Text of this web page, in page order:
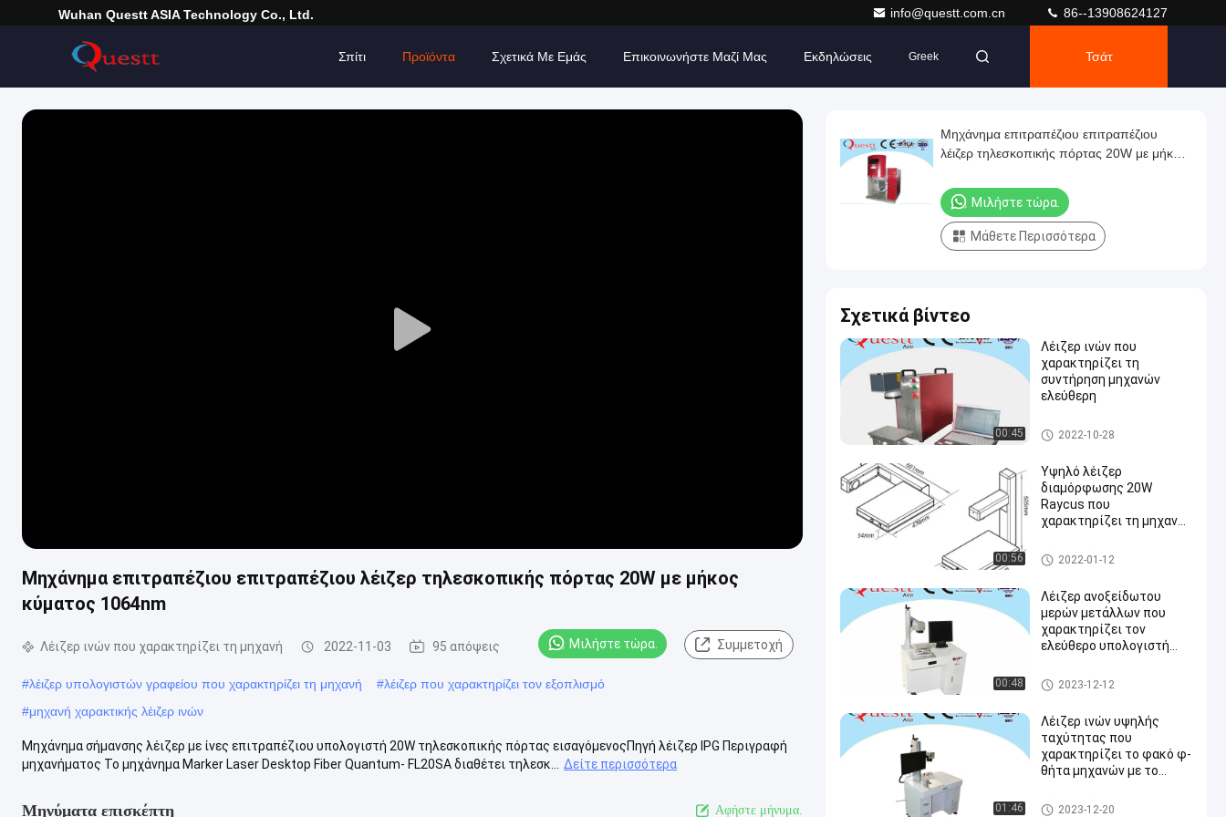
Wuhan Questt ASIA Technology Co., Ltd. info@questt.com.cn 86--13908624127
Σπίτι Προϊόντα Σχετικά Με Εμάς Επικοινωνήστε Μαζί Μας Εκδηλώσεις Greek Τσάτ
Play
Μηχάνημα επιτραπέζιου επιτραπέζιου λέιζερ τηλεσκοπικής πόρτας 20W με μήκος
κύματος 1064nm
Λέιζερ ινών που χαρακτηρίζει τη μηχανή 2022-11-03 95 απόψεις Μιλήστε τώρα. Συμμετοχή
#λέιζερ υπολογιστών γραφείου που χαρακτηρίζει τη μηχανή #λέιζερ που χαρακτηρίζει τον εξοπλισμό
#μηχανή χαρακτικής λέιζερ ινών
Μηχάνημα σήμανσης λέιζερ με ίνες επιτραπέζιου υπολογιστή 20W τηλεσκοπικής πόρτας εισαγόμενοςΠηγή λέιζερ IPG Περιγραφή
μηχανήματος Το μηχάνημα Marker Laser Desktop Fiber Quantum- FL20SA διαθέτει τηλεσκ...
Δείτε περισσότερα
Μηνύματα επισκέπτη Αφήστε μήνυμα.
Μηχάνημα επιτραπέζιου επιτραπέζιου
λέιζερ τηλεσκοπικής πόρτας 20W με μήκος
Μιλήστε τώρα.
Μάθετε Περισσότερα
Σχετικά βίντεο
00:45
Λέιζερ ινών που
χαρακτηρίζει τη
συντήρηση μηχανών
ελεύθερη
Λέιζερ ινών που χαρακτηρίζ
ει τη μηχανή
2022-10-28
00:56
Υψηλό λέιζερ
διαμόρφωσης 20W
Raycus που
χαρακτηρίζει τη μηχανή
Λέιζερ ινών που χαρακτηρίζ
ει τη μηχανή
2022-01-12
00:48
Λέιζερ ανοξείδωτου
μερών μετάλλων που
χαρακτηρίζει τον
ελεύθερο υπολογιστή
20W
Λέιζερ ινών που χαρακτηρίζ
ει τη μηχανή
2023-12-12
01:46
Λέιζερ ινών υψηλής
ταχύτητας που
χαρακτηρίζει το φακό φ-
θήτα μηχανών με το
Λέιζερ ινών που χαρακτηρίζ
2023-12-20